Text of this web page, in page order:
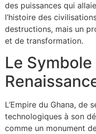
des puissances qui
l’histoire des
destructions, mais un
et de transformation.
Le Symbole
L’Empire du Ghana, de
technologiques à son
comme un monument